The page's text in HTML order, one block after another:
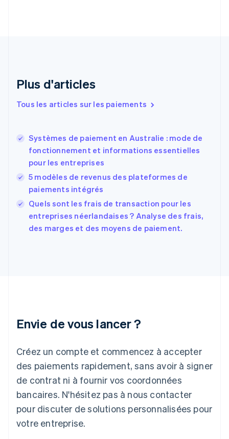
Plus d'articles
Tous les articles sur les paiements
Systèmes de paiement en Australie : mode de
fonctionnement et informations essentielles
pour les entreprises
5 modèles de revenus des plateformes de
paiements intégrés
Quels sont les frais de transaction pour les
entreprises néerlandaises ? Analyse des frais,
des marges et des moyens de paiement.
Envie de vous lancer ?
Créez un compte et commencez à accepter
des paiements rapidement, sans avoir à signer
de contrat ni à fournir vos coordonnées
bancaires. N'hésitez pas à nous contacter
pour discuter de solutions personnalisées pour
votre entreprise.
English
Espagne
États-Unis
EnglishEspañol简体中文
Finlande
English Svenska
FrançaisEnglish
Gibraltar
English
Grèce
Japon
Lettonie
English
Liechtenstein
DeutschEnglish
Lituanie
Luxembourg
FrançaisDeutschEnglish